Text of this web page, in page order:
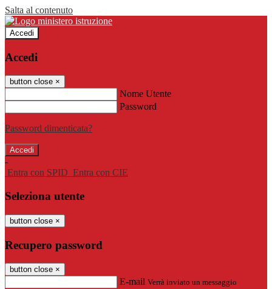
Salta al contenuto
Accedi
Accedi
button close ×
Nome Utente
Password
Password dimenticata?
-
Entra con SPID Entra con CIE
Seleziona utente
button close ×
Recupero password
button close ×
E-mail Verrà inviato un messaggio